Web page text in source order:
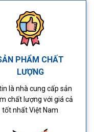
PHẨM CHẤT
LƯỢNG
là nhà cung cấp sản
chất lượng với giá cả
tốt nhất Việt Nam